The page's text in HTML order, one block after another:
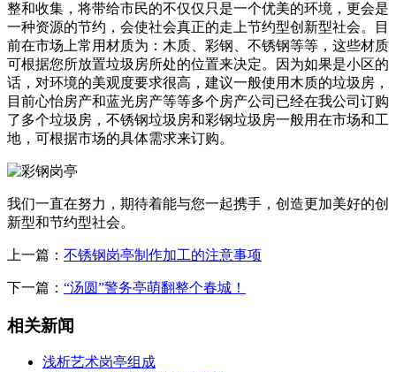
整和收集，将带给市民的不仅仅只是一个优美的环境，更会是
一种资源的节约，会使社会真正的走上节约型创新型社会。目
前在市场上常用材质为：木质、彩钢、不锈钢等等，这些材质
可根据您所放置垃圾房所处的位置来决定。因为如果是小区的
话，对环境的美观度要求很高，建议一般使用木质的垃圾房，
目前心怡房产和蓝光房产等等多个房产公司已经在我公司订购
了多个垃圾房，不锈钢垃圾房和彩钢垃圾房一般用在市场和工
地，可根据市场的具体需求来订购。
我们一直在努力，期待着能与您一起携手，创造更加美好的创
新型和节约型社会。
上一篇： 不锈钢岗亭制作加工的注意事项
下一篇： “汤圆”警务亭萌翻整个春城！
相关新闻
浅析艺术岗亭组成